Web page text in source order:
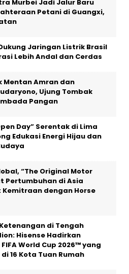
Murbei Jadi Jalur Baru
Petani di Guangxi,
Dukung Jaringan Listrik Brasil
Lebih Andal dan Cerdas
Mentan Amran dan
Ujung Tombak
Pangan
Day” Serentak di Lima
Edukasi Energi Hijau dan
“The Original Motor
Pertumbuhan di Asia
Kemitraan dengan Horse
di Tengah
Hisense Hadirkan
World Cup 2026™ yang
16 Kota Tuan Rumah